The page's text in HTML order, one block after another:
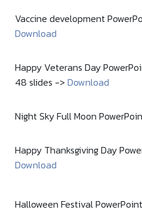
Vaccine development
Download
Happy Veterans Day
48 slides -> Download
Night Sky Full Moon
Happy Thanksgiving Day
Download
Halloween Festival